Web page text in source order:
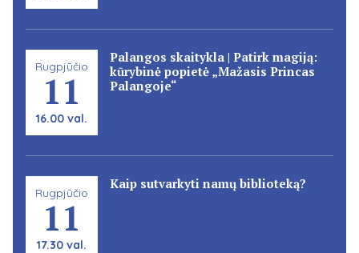
Rugpjūčio
11
16.00 val.
Palangos skaitykla | Patirk magiją:
kūrybinė popietė „Mažasis Princas
Palangoje“
Rugpjūčio
11
17.30 val.
Kaip sutvarkyti namų biblioteką?